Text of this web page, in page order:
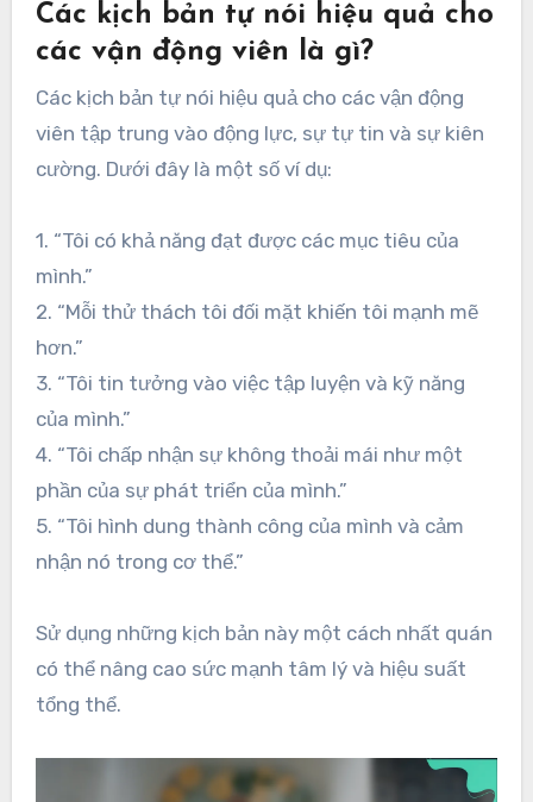
Các kịch bản tự nói hiệu quả cho
các vận động viên là gì?
Các kịch bản tự nói hiệu quả cho các vận động
viên tập trung vào động lực, sự tự tin và sự kiên
cường. Dưới đây là một số ví dụ:
1. “Tôi có khả năng đạt được các mục tiêu của
mình.”
2. “Mỗi thử thách tôi đối mặt khiến tôi mạnh mẽ
hơn.”
3. “Tôi tin tưởng vào việc tập luyện và kỹ năng
của mình.”
4. “Tôi chấp nhận sự không thoải mái như một
phần của sự phát triển của mình.”
5. “Tôi hình dung thành công của mình và cảm
nhận nó trong cơ thể.”
Sử dụng những kịch bản này một cách nhất quán
có thể nâng cao sức mạnh tâm lý và hiệu suất
tổng thể.